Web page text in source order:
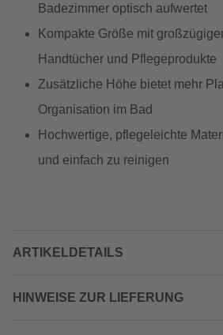
Badezimmer optisch aufwertet
Kompakte Größe mit
Handtücher und Pflegeprodukte
Zusätzliche Höhe bietet mehr
Organisation im Bad
Hochwertige, pflegeleichte
und einfach zu reinigen
ARTIKELDETAILS
HINWEISE ZUR LIEFERUNG